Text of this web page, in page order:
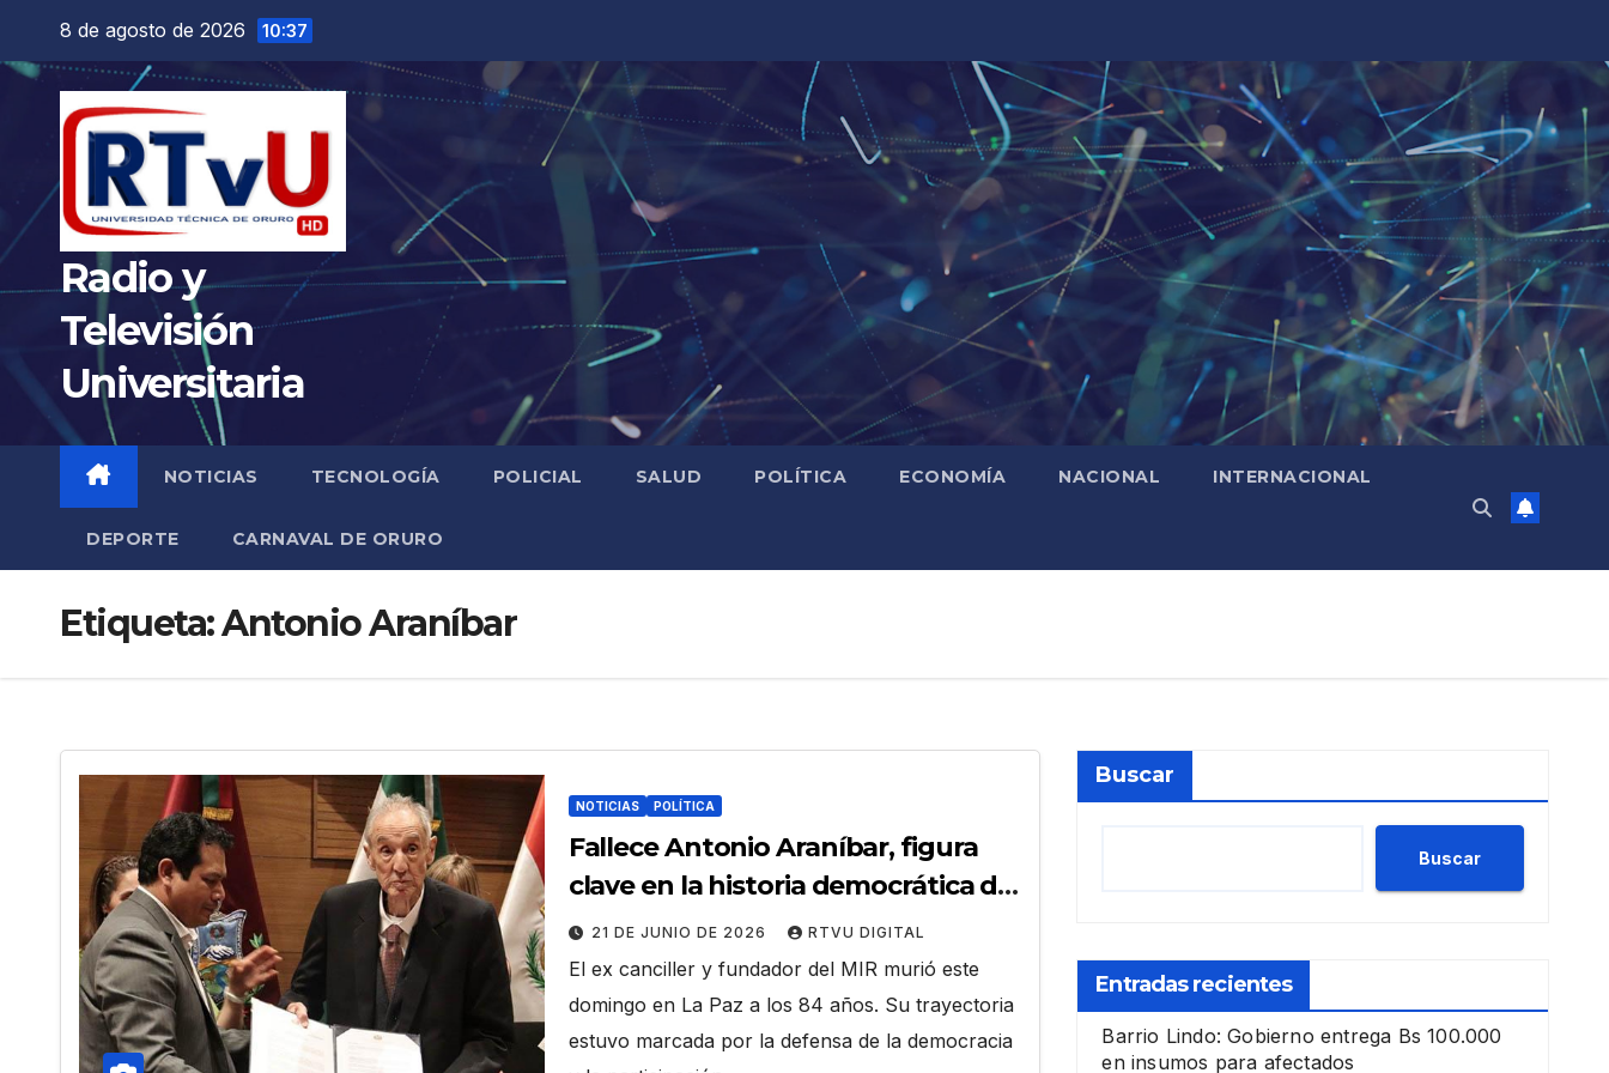
contenido
8 de agosto de 2026 10:37
Radio y
Televisión
Universitaria
NOTICIAS TECNOLOGÍA POLICIAL SALUD POLÍTICA ECONOMÍA NACIONAL INTERNACIONAL
DEPORTE CARNAVAL DE ORURO
Etiqueta:Antonio Araníbar
NOTICIAS POLÍTICA
Fallece Antonio Araníbar, figura
clave en la historia democrática de
Bolivia
21 DE JUNIO DE 2026 RTVU DIGITAL
El ex canciller y fundador del MIR murió este
domingo en La Paz a los 84 años. Su trayectoria
estuvo marcada por la defensa de la democracia
Buscar
Buscar
Entradas recientes
Barrio Lindo: Gobierno entrega Bs 100.000
en insumos para afectados